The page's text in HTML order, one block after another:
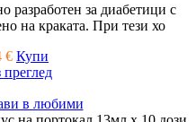
разработен за диабетици с
на краката. При тези хо
€ Купи
преглед
в любими